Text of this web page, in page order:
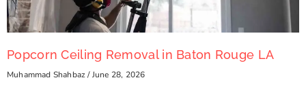
Popcorn Ceiling Removal in Baton Rouge LA
Muhammad Shahbaz June 28, 2026